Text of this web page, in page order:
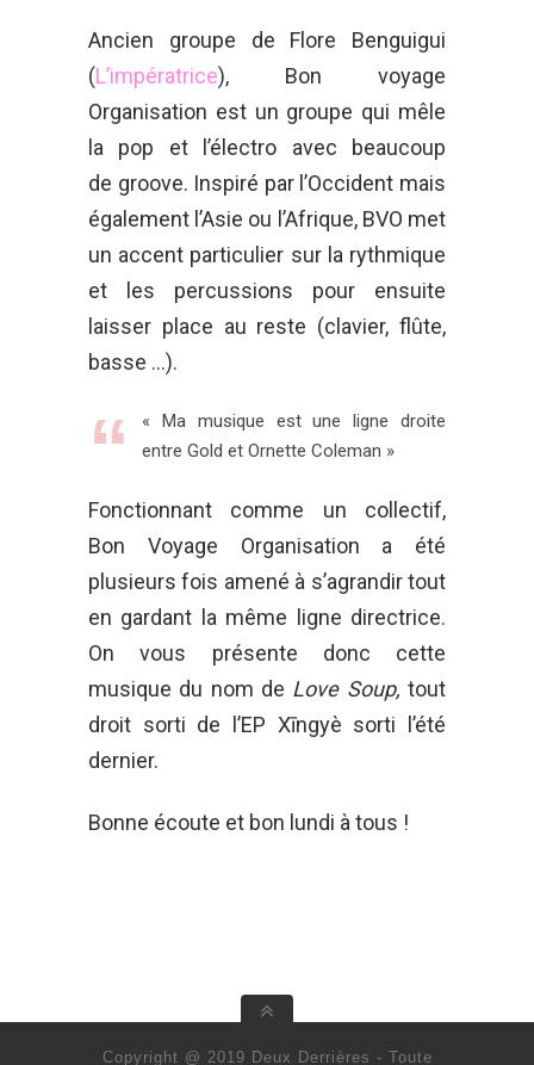
Ancien groupe de Flore Benguigui
(L’impératrice), Bon voyage
Organisation est un groupe qui mêle
la pop et l’électro avec beaucoup
de groove. Inspiré par l’Occident mais
également l’Asie ou l’Afrique, BVO met
un accent particulier sur la rythmique
et les percussions pour ensuite
laisser place au reste (clavier, flûte,
basse …).
« Ma musique est une ligne droite
entre Gold et Ornette Coleman »
Fonctionnant comme un collectif,
Bon Voyage Organisation a été
plusieurs fois amené à s’agrandir tout
en gardant la même ligne directrice.
On vous présente donc cette
musique du nom de Love Soup,tout
droit sorti de l’EP Xīngyè sorti l’été
dernier.
Bonne écoute et bon lundi à tous !
Copyright @ 2019 Deux Derrières - Toute